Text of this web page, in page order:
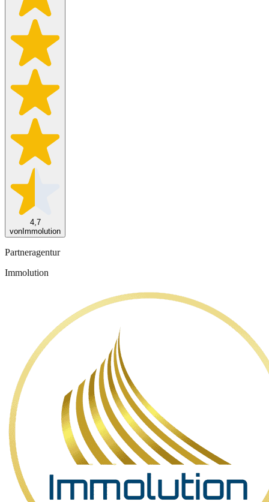
4,7
vonImmolution
Partneragentur
Immolution